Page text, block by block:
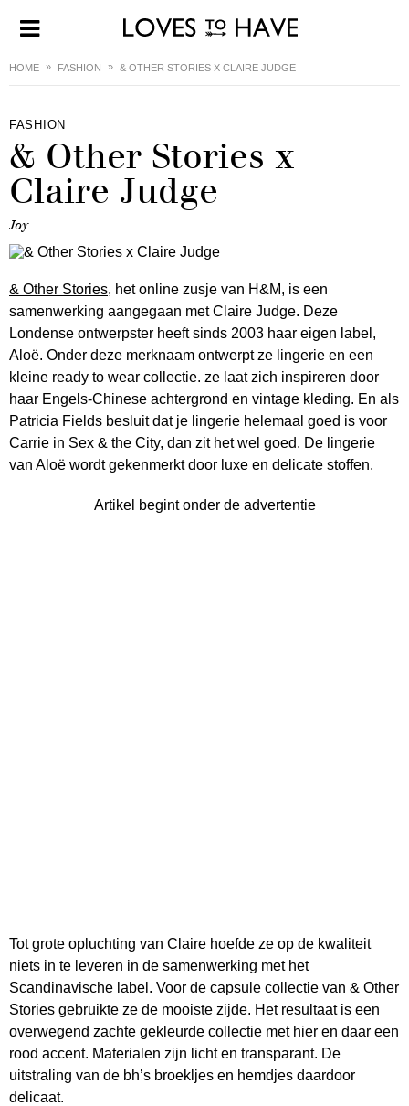
HOME FASHION & OTHER STORIES X CLAIRE JUDGE
FASHION
& Other Stories x
Claire Judge
Joy
& Other Stories, het online zusje van H&M, is een
samenwerking aangegaan met Claire Judge. Deze
Londense ontwerpster heeft sinds 2003 haar eigen label,
Aloë. Onder deze merknaam ontwerpt ze lingerie en een
kleine ready to wear collectie. ze laat zich inspireren door
haar Engels-Chinese achtergrond en vintage kleding. En als
Patricia Fields besluit dat je lingerie helemaal goed is voor
Carrie in Sex & the City, dan zit het wel goed. De lingerie
van Aloë wordt gekenmerkt door luxe en delicate stoffen.
Artikel begint onder de advertentie
Tot grote opluchting van Claire hoefde ze op de kwaliteit
niets in te leveren in de samenwerking met het
Scandinavische label. Voor de capsule collectie van & Other
Stories gebruikte ze de mooiste zijde. Het resultaat is een
overwegend zachte gekleurde collectie met hier en daar een
rood accent. Materialen zijn licht en transparant. De
uitstraling van de bh’s broekljes en hemdjes daardoor
delicaat.